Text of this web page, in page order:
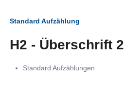
Standard Aufzählung
H2 - Überschrift 2
Standard Aufzählungen